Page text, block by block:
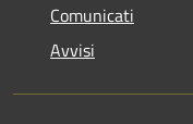
Comunicati
Avvisi